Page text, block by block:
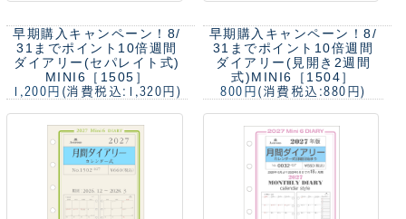
早期購入キャンペーン！8/
31までポイント10倍週間
ダイアリー(セパレイト式)
MINI6［1505］
1,200円 (消費税込:1,320円)
早期購入キャンペーン！8/
31までポイント10倍週間
ダイアリー(見開き2週間
式)MINI6［1504］
800円 (消費税込:880円)